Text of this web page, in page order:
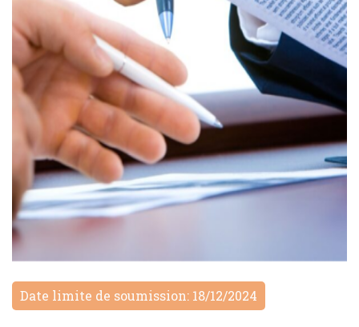
Date limite de soumission: 18/12/2024